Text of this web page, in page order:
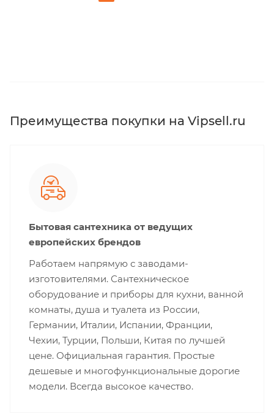
Преимущества покупки на Vipsell.ru
Бытовая сантехника от ведущих
европейских брендов
Работаем напрямую с заводами-
изготовителями. Сантехническое
оборудование и приборы для кухни, ванной
комнаты, душа и туалета из России,
Германии, Италии, Испании, Франции,
Чехии, Турции, Польши, Китая по лучшей
цене. Официальная гарантия. Простые
дешевые и многофункциональные дорогие
модели. Всегда высокое качество.